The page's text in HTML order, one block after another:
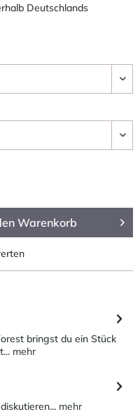
Deutschlands
Warenkorb
bringst du ein Stück
mehr
mehr